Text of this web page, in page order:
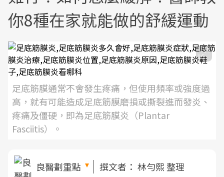
你8種在家就能做的舒緩運動
足底筋膜通常不會發生疼痛，但使用頻率或強度過
高，就有可能造成足底筋膜磨損或撕裂進而發炎、
疼痛及僵硬，即為足底筋膜炎（Plantar
Fasciitis）。
良醫劃重點 撰文者： 林勻熙 整理